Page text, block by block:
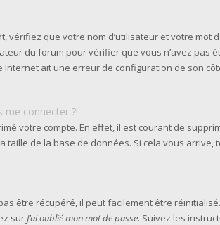
vérifiez que votre nom d’utilisateur et votre mot
du forum pour vérifier que vous n’avez pas
ait une erreur de configuration de son
me connecter ?!
votre compte. En effet, il est courant de
de la base de données. Si cela vous arrive,
être récupéré, il peut facilement être
surJ’ai oublié mon mot de passe. Suivez les